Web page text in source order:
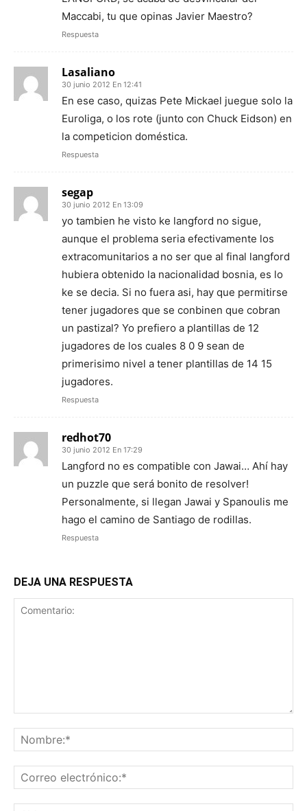
Maccabi, tu que opinas Javier Maestro?
Respuesta
Lasaliano
30 junio 2012 En 12:41
En ese caso, quizas Pete Mickael juegue solo la
Euroliga, o los rote (junto con Chuck Eidson) en
la competicion doméstica.
Respuesta
segap
30 junio 2012 En 13:09
yo tambien he visto ke langford no sigue,
aunque el problema seria efectivamente los
extracomunitarios a no ser que al final langford
hubiera obtenido la nacionalidad bosnia, es lo
ke se decia. Si no fuera asi, hay que permitirse
tener jugadores que se conbinen que cobran
un pastizal? Yo prefiero a plantillas de 12
jugadores de los cuales 8 0 9 sean de
primerisimo nivel a tener plantillas de 14 15
jugadores.
Respuesta
redhot70
30 junio 2012 En 17:29
Langford no es compatible con Jawai… Ahí hay
un puzzle que será bonito de resolver!
Personalmente, si llegan Jawai y Spanoulis me
hago el camino de Santiago de rodillas.
Respuesta
DEJA UNA RESPUESTA